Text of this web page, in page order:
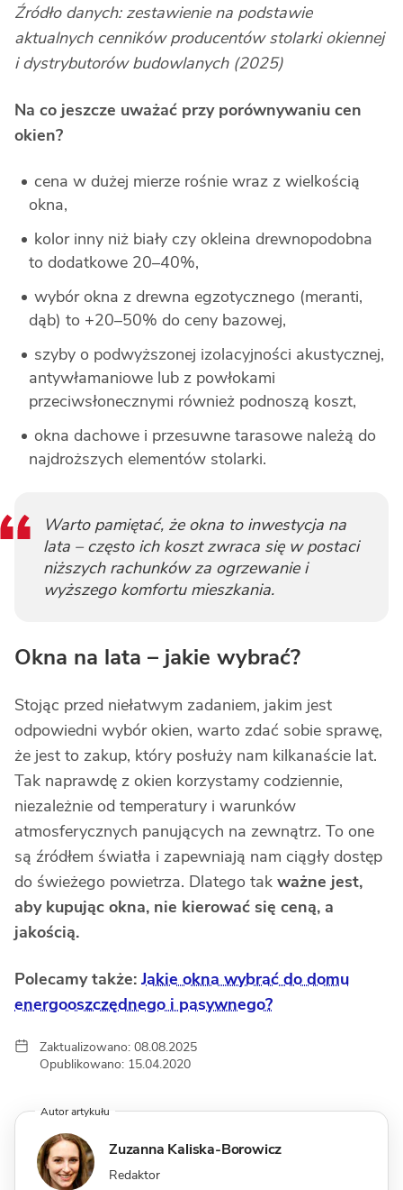
Źródło danych: zestawienie na podstawie
aktualnych cenników producentów stolarki okiennej
i dystrybutorów budowlanych (2025)
Na co jeszcze uważać przy porównywaniu cen
okien?
cena w dużej mierze rośnie wraz z wielkością
okna,
kolor inny niż biały czy okleina drewnopodobna
to dodatkowe 20–40%,
wybór okna z drewna egzotycznego (meranti,
dąb) to +20–50% do ceny bazowej,
szyby o podwyższonej izolacyjności akustycznej,
antywłamaniowe lub z powłokami
przeciwsłonecznymi również podnoszą koszt,
okna dachowe i przesuwne tarasowe należą do
najdroższych elementów stolarki.
Warto pamiętać, że okna to inwestycja na
lata – często ich koszt zwraca się w postaci
niższych rachunków za ogrzewanie i
wyższego komfortu mieszkania.
Okna na lata – jakie wybrać?
Stojąc przed niełatwym zadaniem, jakim jest
odpowiedni wybór okien, warto zdać sobie sprawę,
że jest to zakup, który posłuży nam kilkanaście lat.
Tak naprawdę z okien korzystamy codziennie,
niezależnie od temperatury i warunków
atmosferycznych panujących na zewnątrz. To one
są źródłem światła i zapewniają nam ciągły dostęp
do świeżego powietrza. Dlatego tak ważne jest,
aby kupując okna, nie kierować się ceną, a
jakością.
Polecamy także: Jakie okna wybrać do domu
energooszczędnego i pasywnego?
Zaktualizowano: 08.08.2025
Opublikowano: 15.04.2020
Autor artykułu
Zuzanna Kaliska-Borowicz
Redaktor